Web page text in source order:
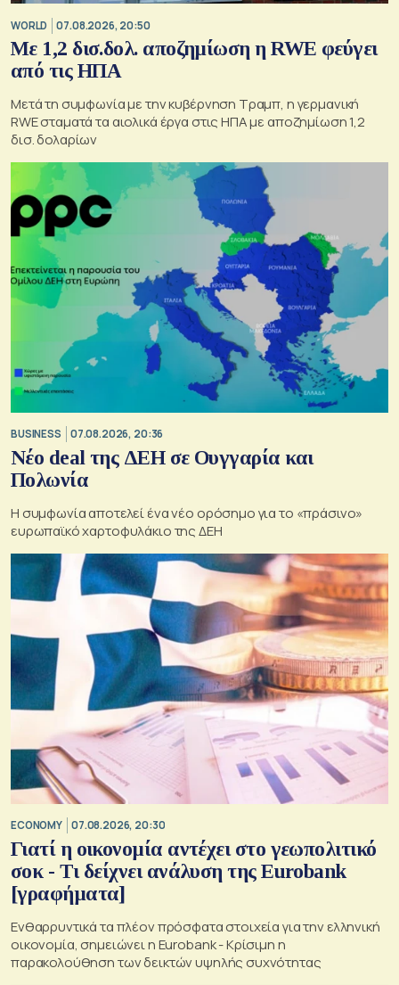
WORLD 07.08.2026, 20:50
Με 1,2 δισ.δολ. αποζημίωση η RWE φεύγει
από τις ΗΠΑ
Μετά τη συμφωνία με την κυβέρνηση Τραμπ, η γερμανική
RWE σταματά τα αιολικά έργα στις ΗΠΑ με αποζημίωση 1,2
δισ. δολαρίων
BUSINESS 07.08.2026, 20:36
Νέο deal της ΔΕΗ σε Ουγγαρία και
Πολωνία
Η συμφωνία αποτελεί ένα νέο ορόσημο για το «πράσινο»
ευρωπαϊκό χαρτοφυλάκιο της ΔΕΗ
ECONOMY 07.08.2026, 20:30
Γιατί η οικονομία αντέχει στο γεωπολιτικό
σοκ - Τι δείχνει ανάλυση της Eurobank
[γραφήματα]
Ενθαρρυντικά τα πλέον πρόσφατα στοιχεία για την ελληνική
οικονομία, σημειώνει η Eurobank - Kρίσιμη η
παρακολούθηση των δεικτών υψηλής συχνότητας